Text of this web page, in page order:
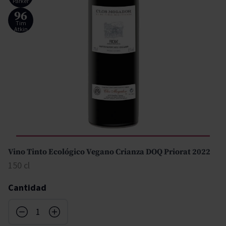
Tim
Atkin
96
Vino Tinto Ecológico Vegano Crianza DOQ Priorat 2022
150 cl
Cantidad